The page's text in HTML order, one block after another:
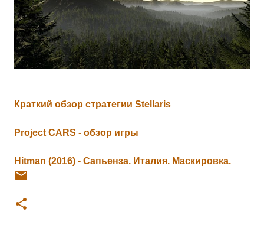
Краткий обзор стратегии Stellaris
Project CARS - обзор игры
Hitman (2016) - Сапьенза. Италия. Маскировка.